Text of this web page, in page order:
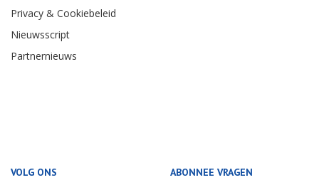
Privacy & Cookiebeleid
Nieuwsscript
Partnernieuws
VOLG ONS ABONNEE VRAGEN